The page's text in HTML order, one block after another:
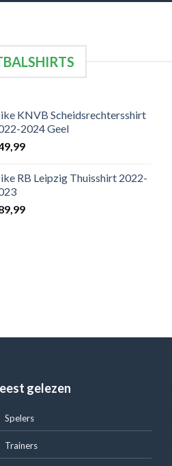
KNVB Scheidsrechtersshirt
2024 Geel
RB Leipzig Thuisshirt 2022-
gelezen
Spelers
Trainers